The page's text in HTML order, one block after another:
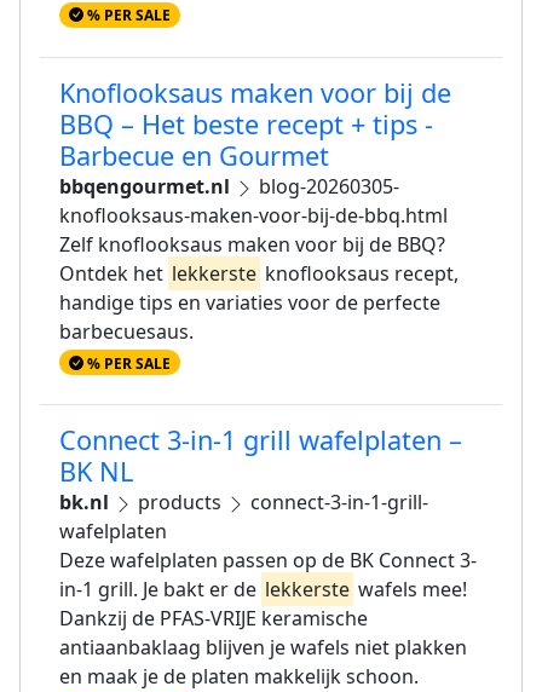
% PER SALE
Knoflooksaus maken voor bij de
BBQ – Het beste recept + tips -
Barbecue en Gourmet
bbqengourmet.nl
blog-20260305-
knoflooksaus-maken-voor-bij-de-bbq.html
Zelf knoflooksaus maken voor bij de BBQ?
Ontdek het lekkerste knoflooksaus recept,
handige tips en variaties voor de perfecte
barbecuesaus.
% PER SALE
Connect 3-in-1 grill wafelplaten –
BK NL
bk.nl products
connect-3-in-1-grill-
wafelplaten
Deze wafelplaten passen op de BK Connect 3-
in-1 grill. Je bakt er de lekkerste wafels mee!
Dankzij de PFAS-VRIJE keramische
antiaanbaklaag blijven je wafels niet plakken
en maak je de platen makkelijk schoon.